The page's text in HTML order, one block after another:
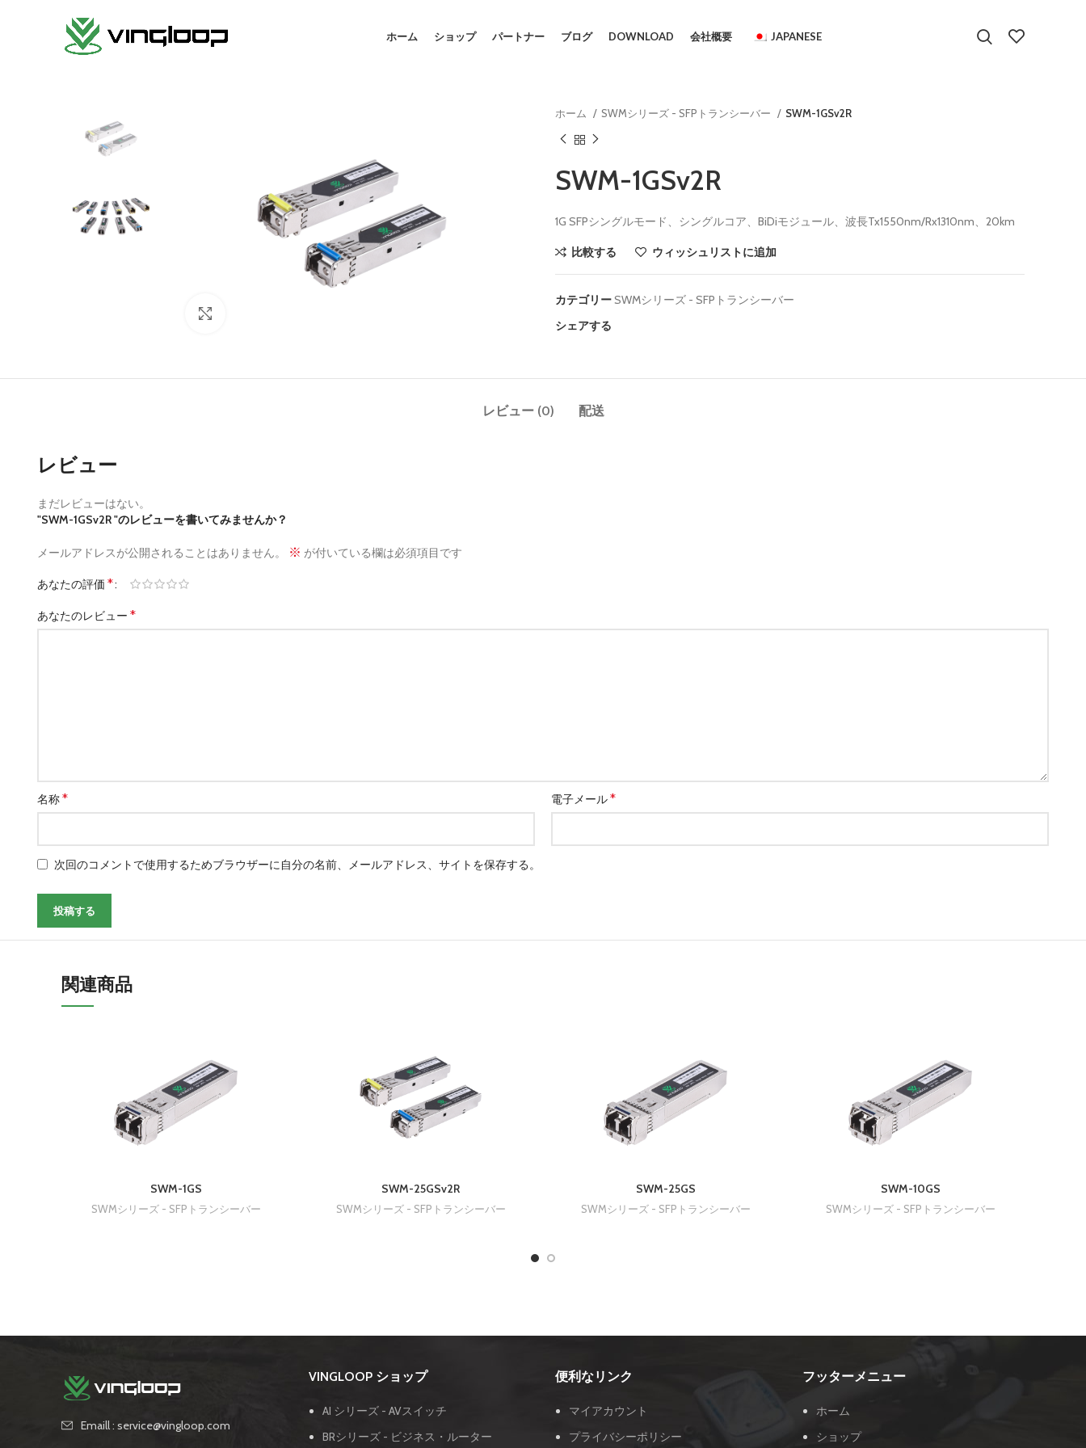
ホーム ショップ パートナー ブログ DOWNLOAD 会社概要 JAPANESE
ホーム SWMシリーズ - SFPトランシーバー SWM-1GSv2R
SWM-1GSv2R
1G SFPシングルモード、シングルコア、BiDiモジュール、波長Tx1550nm/Rx1310nm、20km
比較する ウィッシュリストに追加
カテゴリーSWMシリーズ - SFPトランシーバー
シェアする
レビュー (0) 配送
レビュー
まだレビューはない。
"SWM-1GSv2R "のレビューを書いてみませんか？
メールアドレスが公開されることはありません。 ※ が付いている欄は必須項目です
あなたの評価 *
あなたのレビュー *
名称* 電子メール*
次回のコメントで使用するためブラウザーに自分の名前、メールアドレス、サイトを保存する。
関連商品
SWM-1GS
SWMシリーズ - SFPトランシーバー
SWM-25GSv2R
SWMシリーズ - SFPトランシーバー
SWM-25GS
SWMシリーズ - SFPトランシーバー
SWM-10GS
SWMシリーズ - SFPトランシーバー
Emaill : service@vingloop.com
VINGLOOP ショップ
AI シリーズ - AVスイッチ
BRシリーズ - ビジネス・ルーター
便利なリンク
マイアカウント
プライバシーポリシー
フッターメニュー
ホーム
ショップ